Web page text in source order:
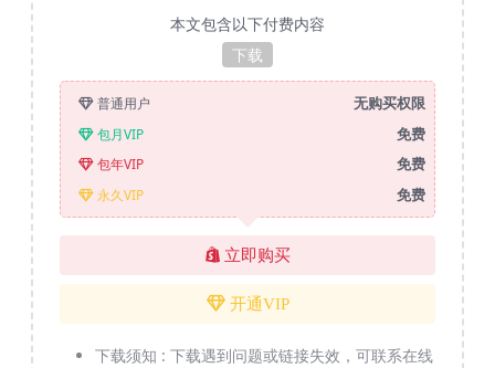
本文包含以下付费内容
下载
普通用户 无购买权限
包月VIP 免费
包年VIP 免费
永久VIP 免费
立即购买
开通VIP
下载须知 : 下载遇到问题或链接失效，可联系在线